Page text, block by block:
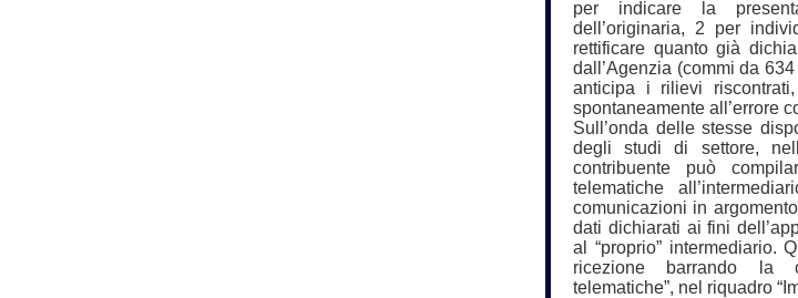
per indicare la
dell’originaria, 2 per
rettificare quanto già
dall’Agenzia (commi da
anticipa i rilievi
spontaneamente all’errore
Sull’onda delle stesse
degli studi di settore,
contribuente può
telematiche
comunicazioni in
dati dichiarati ai fini
al “proprio” intermediario.
ricezione barrando la
telematiche”, nel riquadro